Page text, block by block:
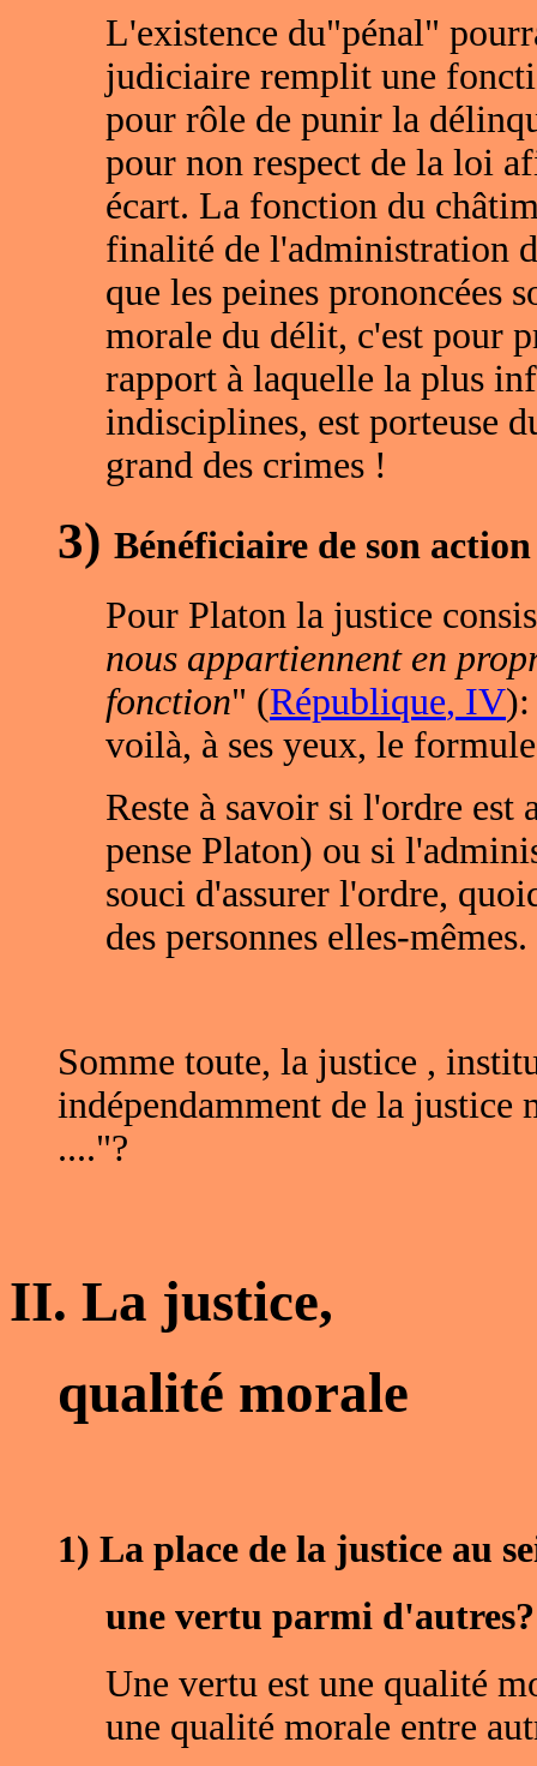
L'existence du"pénal"
judiciaire remplit une
pour rôle de punir la
pour non respect de la loi
écart. La fonction du
finalité de l'administration
que les peines prononcées
morale du délit, c'est pour
rapport à laquelle la plus
indisciplines, est porteuse
grand des crimes !
3) Bénéficiaire de son
Pour Platon la justice
nous appartiennent en
fonction" (République, IV):
voilà, à ses yeux, le
Reste à savoir si l'ordre est
pense Platon) ou si
souci d'assurer l'ordre,
des personnes elles-mêmes.
Somme toute, la justice ,
indépendamment de la
...."?
II. La justice,
qualité morale
1) La place de la justice au
une vertu parmi d'autres?
Une vertu est une qualité
une qualité morale entre